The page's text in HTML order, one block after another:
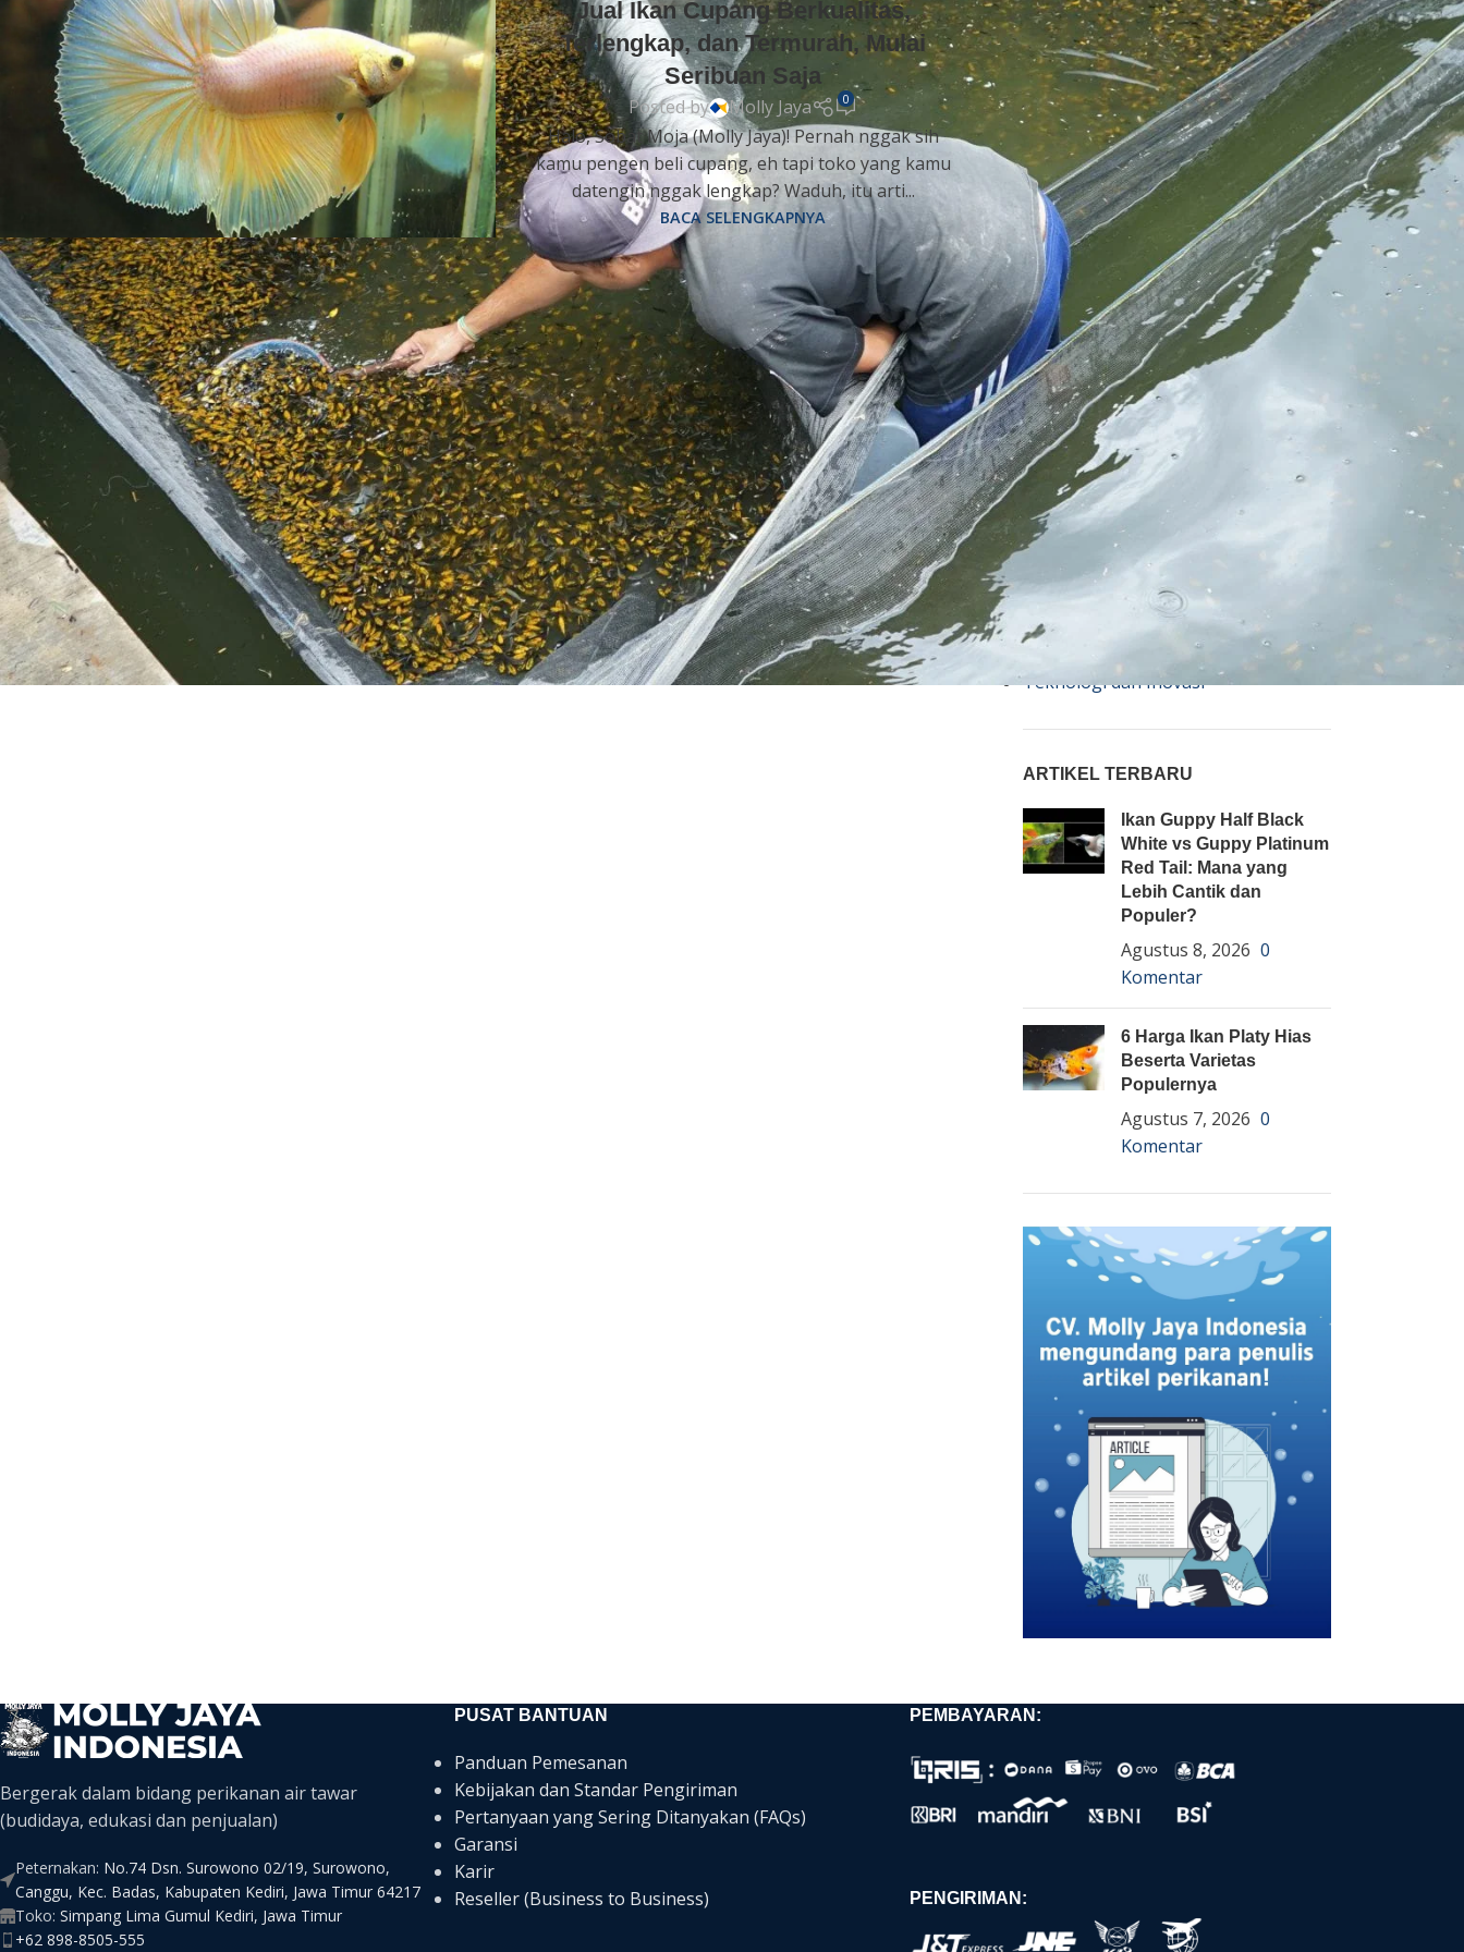
Jual Ikan Cupang Berkualitas,
Terlengkap, dan Termurah, Mulai
Seribuan Saja
Posted by Molly Jaya 0
Halo, Sobat Moja (Molly Jaya)! Pernah nggak sih
kamu pengen beli cupang, eh tapi toko yang kamu
datengin nggak lengkap? Waduh, itu arti...
BACA SELENGKAPNYA
Molly
Channa
Koi
Koki
Guppy
Platy
Glofish
Danio
Manfish
Discuss
Palmas
Kura-kura
KATEGORI
Berita
Bisnis
Budidaya
Event
Informasi Lain
Pembenihan Ikan
Pembesaran Ikan
Teknologi dan Inovasi
ARTIKEL TERBARU
Ikan Guppy Half Black
White vs Guppy Platinum
Red Tail: Mana yang
Lebih Cantik dan
Populer?
Agustus 8, 2026 0
Komentar
6 Harga Ikan Platy Hias
Beserta Varietas
Populernya
Agustus 7, 2026 0
Komentar
Bergerak dalam bidang perikanan air tawar
(budidaya, edukasi dan penjualan)
Peternakan: No.74 Dsn. Surowono 02/19, Surowono,
Canggu, Kec. Badas, Kabupaten Kediri, Jawa Timur 64217
Toko: Simpang Lima Gumul Kediri, Jawa Timur
+62 898-8505-555
PUSAT BANTUAN
Panduan Pemesanan
Kebijakan dan Standar Pengiriman
Pertanyaan yang Sering Ditanyakan (FAQs)
Garansi
Karir
Reseller (Business to Business)
PEMBAYARAN:
PENGIRIMAN: